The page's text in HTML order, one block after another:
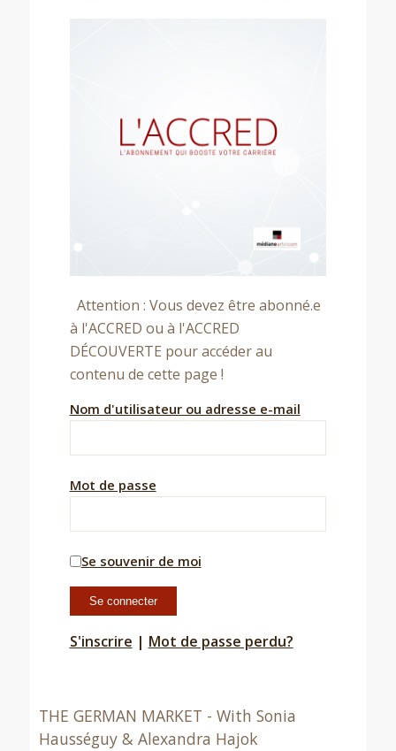
Attention : Vous devez être abonné.e
à l'ACCRED ou à l'ACCRED
DÉCOUVERTE pour accéder au
contenu de cette page !
Nom d'utilisateur ou adresse e-mail
Mot de passe
Se souvenir de moi
S'inscrire | Mot de passe perdu?
THE GERMAN MARKET - With Sonia
Hausséguy & Alexandra Hajok